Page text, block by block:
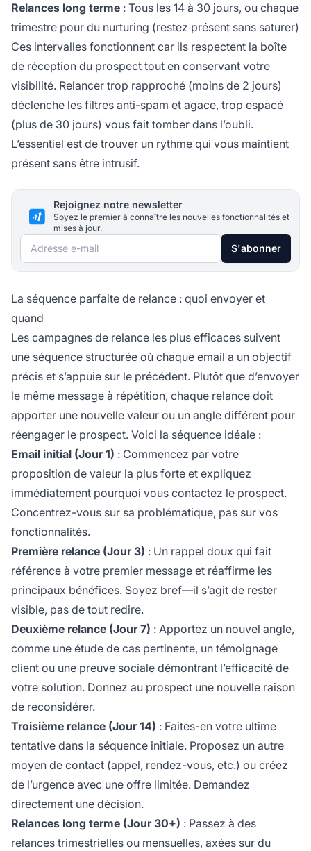
Relances long terme : Tous les 14 à 30 jours, ou chaque
trimestre pour du nurturing (restez présent sans saturer)
Ces intervalles fonctionnent car ils respectent la boîte
de réception du prospect tout en conservant votre
visibilité. Relancer trop rapproché (moins de 2 jours)
déclenche les filtres anti-spam et agace, trop espacé
(plus de 30 jours) vous fait tomber dans l’oubli.
L’essentiel est de trouver un rythme qui vous maintient
présent sans être intrusif.
Rejoignez notre newsletter
Soyez le premier à connaître les nouvelles fonctionnalités et
mises à jour.
Adresse e-mail S'abonner
La séquence parfaite de relance : quoi envoyer et
quand
Les campagnes de relance les plus efficaces suivent
une séquence structurée où chaque email a un objectif
précis et s’appuie sur le précédent. Plutôt que d’envoyer
le même message à répétition, chaque relance doit
apporter une nouvelle valeur ou un angle différent pour
réengager le prospect. Voici la séquence idéale :
Email initial (Jour 1) : Commencez par votre
proposition de valeur la plus forte et expliquez
immédiatement pourquoi vous contactez le prospect.
Concentrez-vous sur sa problématique, pas sur vos
fonctionnalités.
Première relance (Jour 3) : Un rappel doux qui fait
référence à votre premier message et réaffirme les
principaux bénéfices. Soyez bref—il s’agit de rester
visible, pas de tout redire.
Deuxième relance (Jour 7) : Apportez un nouvel angle,
comme une étude de cas pertinente, un témoignage
client ou une preuve sociale démontrant l’efficacité de
votre solution. Donnez au prospect une nouvelle raison
de reconsidérer.
Troisième relance (Jour 14) : Faites-en votre ultime
tentative dans la séquence initiale. Proposez un autre
moyen de contact (appel, rendez-vous, etc.) ou créez
de l’urgence avec une offre limitée. Demandez
directement une décision.
Relances long terme (Jour 30+) : Passez à des
relances trimestrielles ou mensuelles, axées sur du